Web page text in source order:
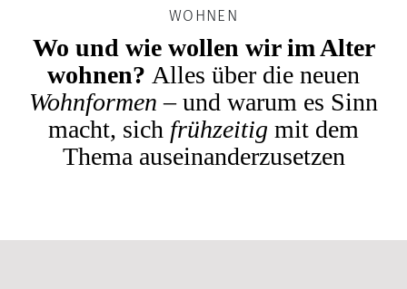
WOHNEN
Wo und wie wollen wir im Alter
wohnen? Alles über die neuen
Wohnformen – und warum es Sinn
macht, sich frühzeitig mit dem
Thema auseinanderzusetzen